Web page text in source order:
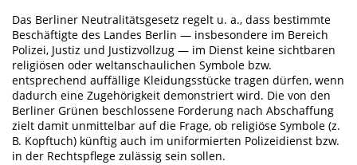
Das Berliner Neutralitätsgesetz regelt u. a., dass bestimmte
Beschäftigte des Landes Berlin — insbesondere im Bereich
Polizei, Justiz und Justizvollzug — im Dienst keine sichtbaren
religiösen oder weltanschaulichen Symbole bzw.
entsprechend auffällige Kleidungsstücke tragen dürfen, wenn
dadurch eine Zugehörigkeit demonstriert wird. Die von den
Berliner Grünen beschlossene Forderung nach Abschaffung
zielt damit unmittelbar auf die Frage, ob religiöse Symbole (z.
B. Kopftuch) künftig auch im uniformierten Polizeidienst bzw.
in der Rechtspflege zulässig sein sollen.